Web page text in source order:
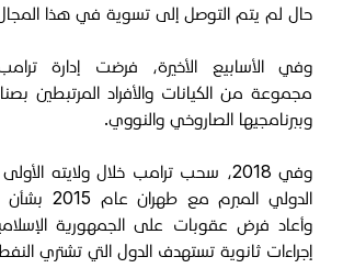
حال لم يتم التوصل إلى تسوية في هذا
وفي الأسابيع الأخيرة، فرضت إدارة
مجموعة من الكيانات والأفراد المرتبطين
وببرنامجيها الصاروخي والنووي.
وفي 2018، سحب ترامب خلال ولايته
الدولي
وأعاد فرض عقوبات على الجمهورية
إجراءات ثانوية تستهدف الدول التي تشتري النفط